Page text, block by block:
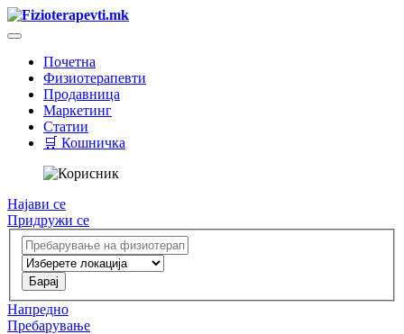
Почетна
Физиотерапевти
Продавница
Маркетинг
Статии
🛒 Кошничка
Најави се
Придружи се
Напредно
Пребарување